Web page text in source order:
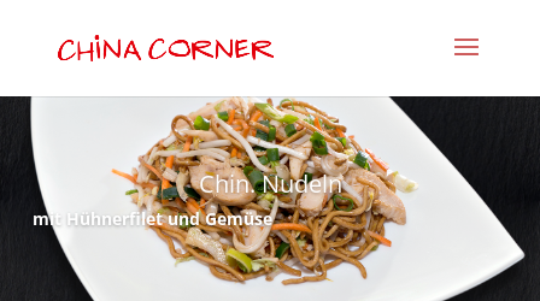
Chin. Nudeln
mit Hühnerfilet und Gemüse